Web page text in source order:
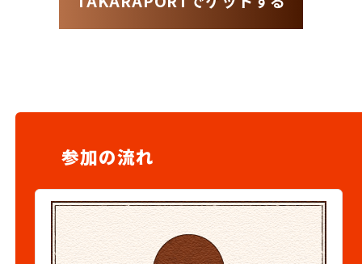
参加の流れ